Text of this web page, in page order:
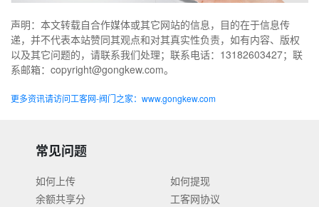
声明：本文转载自合作媒体或其它网站的信息，目的在于信息传
递，并不代表本站赞同其观点和对其真实性负责，如有内容、版权
以及其它问题的，请联系我们处理；联系电话：13182603427；联
系邮箱：copyright@gongkew.com。
更多资讯请访问工客网-阀门之家：www.gongkew.com
常见问题
如何上传
如何提现
余额共享分
工客网协议